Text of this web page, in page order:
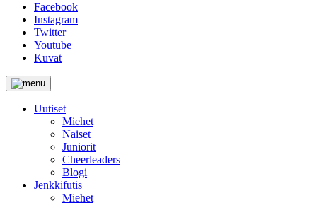
Facebook
Instagram
Twitter
Youtube
Kuvat
Uutiset
Miehet
Naiset
Juniorit
Cheerleaders
Blogi
Jenkkifutis
Miehet